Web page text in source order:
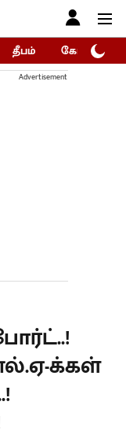
தீபம் கோகுலம்/
Advertisement
க்கள்